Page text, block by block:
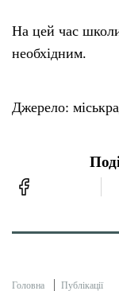
На цей час
необхідним.
Джерело:
Головна Публікації